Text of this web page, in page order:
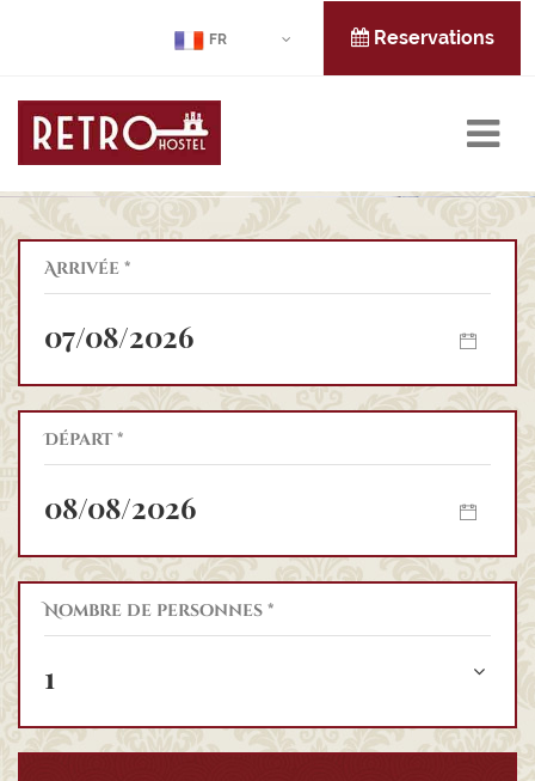
FR Reservations
Retro Hostel
Arrivée *
Départ *
Nombre de personnes *
1